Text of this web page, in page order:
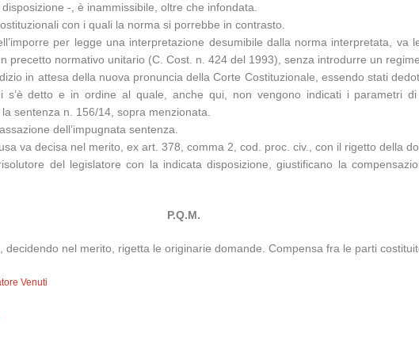
-, è inammissibile, oltre che infondata.
con i quali la norma si porrebbe in contrasto.
per legge una interpretazione desumibile dalla norma interpretata, va
precetto normativo unitario (C. Cost. n. 424 del 1993), senza introdurre un
in attesa della nuova pronuncia della Corte Costituzionale, essendo stati
s’è detto e in ordine al quale, anche qui, non vengono indicati i parametri
sentenza n. 156/14, sopra menzionata.
dell’impugnata sentenza.
va decisa nel merito, ex art. 378, comma 2, cod. proc. civ., con il rigetto della
del legislatore con la indicata disposizione, giustificano la
P.Q.M.
nel merito, rigetta le originarie domande. Compensa fra le parti
Venuti